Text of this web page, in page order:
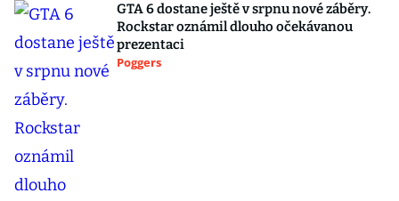
GTA 6 dostane ještě v srpnu nové záběry.
Rockstar oznámil dlouho očekávanou
prezentaci
Poggers